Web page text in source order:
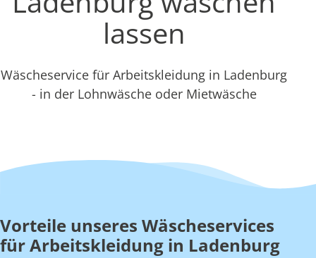
lassen
Wäscheservice für Arbeitskleidung in Ladenburg
- in der Lohnwäsche oder Mietwäsche
Vorteile unseres Wäscheservices
für Arbeitskleidung in Ladenburg